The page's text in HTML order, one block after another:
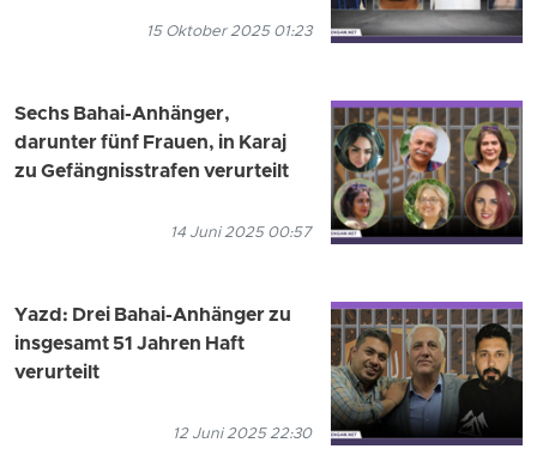
15 Oktober 2025 01:23
Sechs Bahai-Anhänger,
darunter fünf Frauen, in Karaj
zu Gefängnisstrafen verurteilt
14 Juni 2025 00:57
Yazd: Drei Bahai-Anhänger zu
insgesamt 51 Jahren Haft
verurteilt
12 Juni 2025 22:30